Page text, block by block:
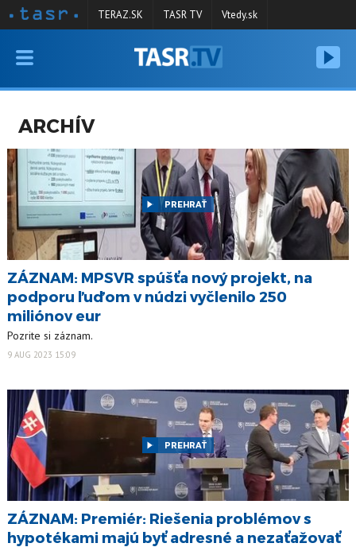
VYSIELANIE
SPRAVODAJSTVO
KONTAKT
ARCHÍV
TERAZ.SK TASR TV Vtedy.sk
ARCHÍV
PREHRAŤ
ZÁZNAM: MPSVR spúšťa nový projekt, na
podporu ľuďom v núdzi vyčlenilo 250
miliónov eur
Pozrite si záznam.
9 AUG 2023 15:09
PREHRAŤ
ZÁZNAM: Premiér: Riešenia problémov s
hypotékami majú byť adresné a nezaťažovať